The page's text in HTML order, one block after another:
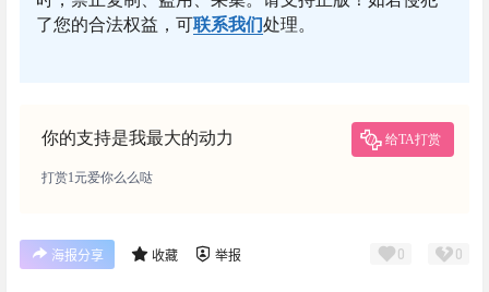
了您的合法权益，可联系我们处理。
你的支持是我最大的动力 给TA打赏
打赏1元爱你么么哒
海报分享 收藏 举报 0 0